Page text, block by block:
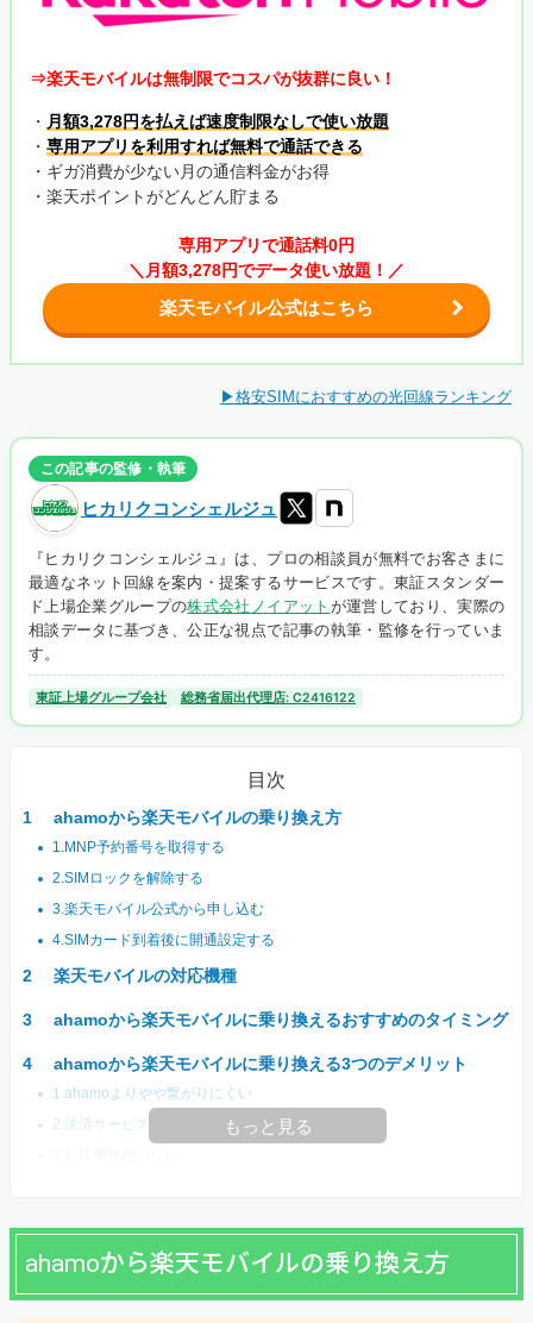
⇒楽天モバイルは無制限でコスパが抜群に良い！
・ 月額3,278円を払えば速度制限なしで使い放題
・ 専用アプリを利用すれば無料で通話できる
・ギガ消費が少ない月の通信料金がお得
・楽天ポイントがどんどん貯まる
専用アプリで通話料0円
＼月額3,278円でデータ使い放題！／
楽天モバイル公式はこちら
▶格安SIMにおすすめの光回線ランキング
この記事の監修・執筆
ヒカリクコンシェルジュ
『ヒカリクコンシェルジュ』は、プロの相談員が無料でお客さまに
最適なネット回線を案内・提案するサービスです。東証スタンダー
ド上場企業グループの株式会社ノイアット が運営しており、実際の
相談データに基づき、公正な視点で記事の執筆・監修を行っていま
す。
東証上場グループ会社 総務省届出代理店: C2416122
目次
ahamoから楽天モバイルの乗り換え方
1.MNP予約番号を取得する
2.SIMロックを解除する
3.楽天モバイル公式から申し込む
4.SIMカード到着後に開通設定する
楽天モバイルの対応機種
ahamoから楽天モバイルに乗り換えるおすすめのタイミング
ahamoから楽天モバイルに乗り換える3つのデメリット
1.ahamoよりやや繋がりにくい
2.決済サービスの一部が使えないもっと見る
ahamoから楽天モバイルの乗り換え方